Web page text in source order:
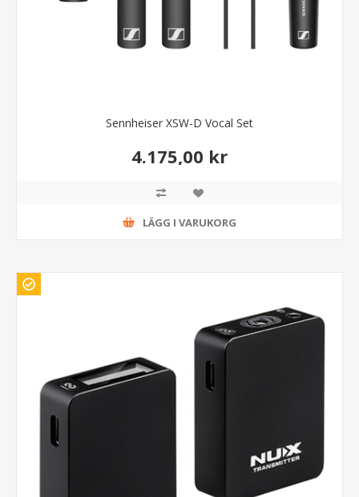
Sennheiser XSW-D Vocal Set
4.175,00 kr
LÄGG I VARUKORG